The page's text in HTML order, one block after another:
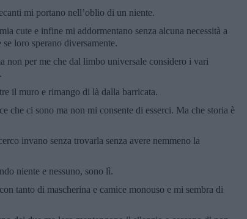
mi portano nell’oblio di un niente.
cute e infine mi addormentano senza alcuna necessità a
loro sperano diversamente.
non per me che dal limbo universale considero i vari
il muro e rimango di là dalla barricata.
che ci sono ma non mi consente di esserci. Ma che storia è
invano senza trovarla senza avere nemmeno la
niente e nessuno, sono lì.
tanto di mascherina e camice monouso e mi sembra di